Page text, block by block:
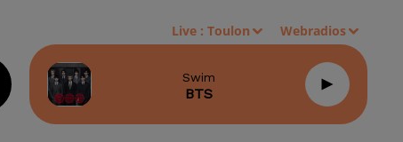
Live :Toulon Webradios
Swim
BTS